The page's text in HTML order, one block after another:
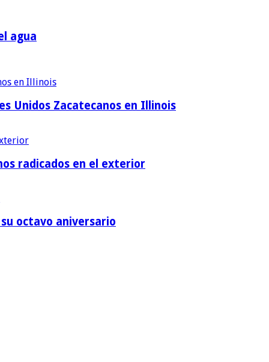
agua
Unidos Zacatecanos en Illinois
radicados en el exterior
su octavo aniversario